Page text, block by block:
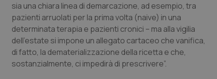
Veneto
Oncoematologia
Oncologia & Nutrizione
Psoriasi & pelle
sia una chiara linea di demarcazione, ad esempio, tra
pazienti arruolati per la prima volta (naive) in una
determinata terapia e pazienti cronici – ma alla vigilia
dell’estate si impone un allegato cartaceo che vanifica,
di fatto, la dematerializzazione della ricetta e che,
sostanzialmente, ci impedirà di prescrivere”.